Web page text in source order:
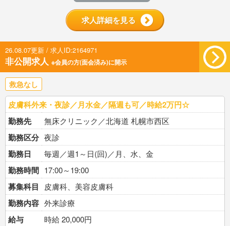
求人詳細を見る
26.08.07更新 / 求人ID:2164971
非公開求人 ※会員の方(面会済み)に開示
救急なし
皮膚科外来・夜診／月水金／隔週も可／時給2万円☆
勤務先
無床クリニック／北海道 札幌市西区
勤務区分 夜診
勤務日 毎週／週1～日(回)／月、水、金
勤務時間 17:00～19:00
募集科目 皮膚科、美容皮膚科
勤務内容 外来診療
給与 時給 20,000円